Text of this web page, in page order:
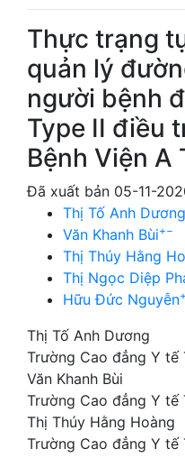
Thực trạng
quản lý
người bệnh
Type II điều
Bệnh Viện A
Đã xuất bản 05-11-
Thị Tố Anh Dương
Văn Khanh Bùi+−
Thị Thúy Hằng
Thị Ngọc Diệp
Hữu Đức Nguyễn+
Thị Tố Anh Dương
Trường Cao đẳng Y tế
Văn Khanh Bùi
Trường Cao đẳng Y tế
Thị Thúy Hằng Hoàng
Trường Cao đẳng Y tế